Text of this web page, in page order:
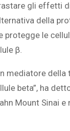
gli effetti
della
le
β.‎
mediatore
beta”, ha
Mount Sinai e